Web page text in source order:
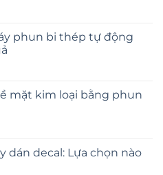
phun bi thép tự động
mặt kim loại bằng phun
dán decal: Lựa chọn nào